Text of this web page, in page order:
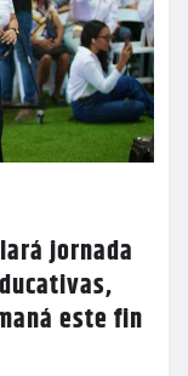
jornada
este fin